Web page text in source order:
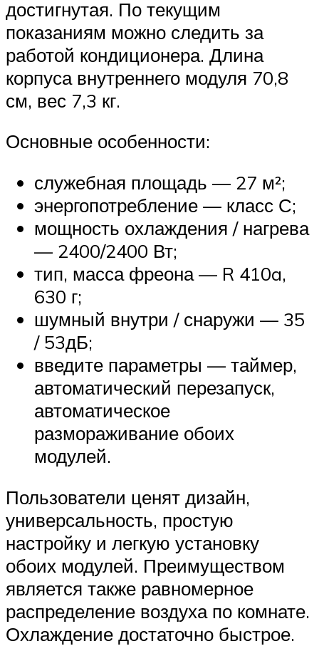
достигнутая. По текущим
показаниям можно следить за
работой кондиционера. Длина
корпуса внутреннего модуля 70,8
см, вес 7,3 кг.
Основные особенности:
служебная площадь — 27 м²;
энергопотребление — класс С;
мощность охлаждения / нагрева
— 2400/2400 Вт;
тип, масса фреона — R 410a,
630 г;
шумный внутри / снаружи — 35
/ 53дБ;
введите параметры — таймер,
автоматический перезапуск,
автоматическое
размораживание обоих
модулей.
Пользователи ценят дизайн,
универсальность, простую
настройку и легкую установку
обоих модулей. Преимуществом
является также равномерное
распределение воздуха по комнате.
Охлаждение достаточно быстрое.